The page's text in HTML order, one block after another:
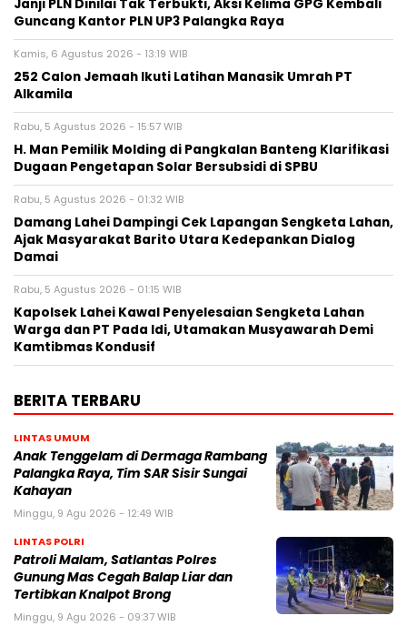
Janji PLN Dinilai Tak Terbukti, Aksi Kelima GPG Kembali
Guncang Kantor PLN UP3 Palangka Raya
Kamis, 6 Agustus 2026 - 13:19 WIB
252 Calon Jemaah Ikuti Latihan Manasik Umrah PT
Alkamila
Rabu, 5 Agustus 2026 - 15:57 WIB
H. Man Pemilik Molding di Pangkalan Banteng Klarifikasi
Dugaan Pengetapan Solar Bersubsidi di SPBU
Rabu, 5 Agustus 2026 - 01:32 WIB
Damang Lahei Dampingi Cek Lapangan Sengketa Lahan,
Ajak Masyarakat Barito Utara Kedepankan Dialog
Damai
Rabu, 5 Agustus 2026 - 01:15 WIB
Kapolsek Lahei Kawal Penyelesaian Sengketa Lahan
Warga dan PT Pada Idi, Utamakan Musyawarah Demi
Kamtibmas Kondusif
BERITA TERBARU
LINTAS UMUM
Anak Tenggelam di Dermaga Rambang
Palangka Raya, Tim SAR Sisir Sungai
Kahayan
Minggu, 9 Agu 2026 - 12:49 WIB
LINTAS POLRI
Patroli Malam, Satlantas Polres
Gunung Mas Cegah Balap Liar dan
Tertibkan Knalpot Brong
Minggu, 9 Agu 2026 - 09:37 WIB